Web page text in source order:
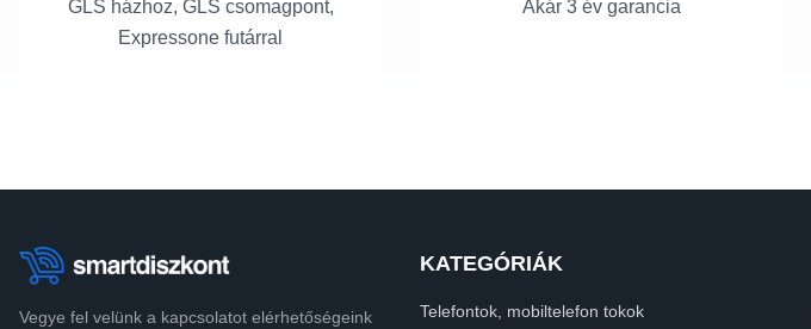
GLS házhoz, GLS csomagpont,
Expressone futárral
Akár 3 év garancia
Vegye fel velünk a kapcsolatot elérhetőségeink
KATEGÓRIÁK
Telefontok, mobiltelefon tokok